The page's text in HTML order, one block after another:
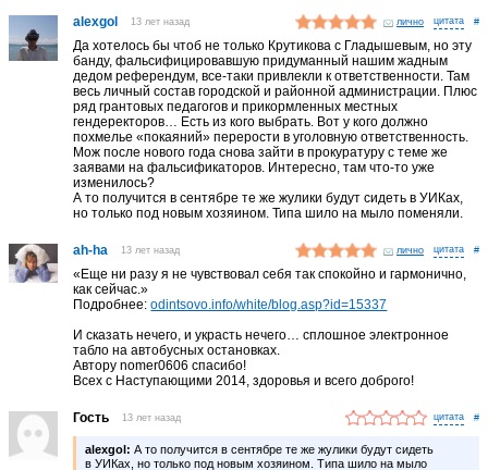
alexgol 13 лет назад лично #
Да хотелось бы чтоб не только Крутикова с Гладышевым, но эту
банду, фальсифицировавшую придуманный нашим жадным
дедом референдум, все-таки привлекли к ответственности. Там
весь личный состав городской и районной администрации. Плюс
ряд грантовых педагогов и прикормленных местных
гендеректоров… Есть из кого выбрать. Вот у кого должно
похмелье «покаяний» перерости в уголовную ответственность.
Мож после нового года снова зайти в прокуратуру с теме же
заявами на фальсификаторов. Интересно, там что-то уже
изменилось?
А то получится в сентябре те же жулики будут сидеть в УИКах,
но только под новым хозяином. Типа шило на мыло поменяли.
ah-ha 13 лет назад лично #
«Еще ни разу я не чувствовал себя так спокойно и гармонично,
как сейчас.»
Подробнее:odintsovo.info/white/blog.asp?id=15337
И сказать нечего, и украсть нечего… сплошное электронное
табло на автобусных остановках.
Автору nomer0606 спасибо!
Всех с Наступающими 2014, здоровья и всего доброго!
Гость 13 лет назад #
alexgol: А то получится в сентябре те же жулики будут сидеть
в УИКах, но только под новым хозяином. Типа шило на мыло